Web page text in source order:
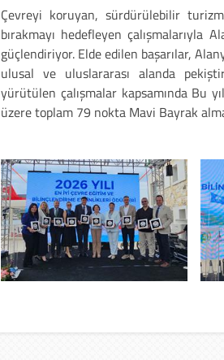
Çevreyi koruyan, sürdürülebilir
bırakmayı hedefleyen
güçlendiriyor. Elde edilen başarılar,
ulusal ve uluslararası alanda
yürütülen çalışmalar kapsamında Bu
üzere toplam 79 nokta Mavi Bayrak